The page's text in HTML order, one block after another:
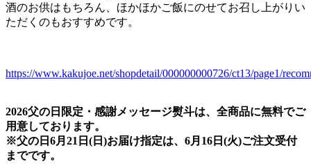
酒のお供はもちろん、ほかほかご飯にのせてお召し上がりい
ただくのもおすすめです。
https://www.kakujoe.net/shopdetail/000000000726/ct13/page1/
2026父の日限定・感謝メッセージ熨斗は、全商品に無料でご
用意しております。
※父の日6月21日(日)お届け指定は、6月16日(火)ご注文受付
までです。